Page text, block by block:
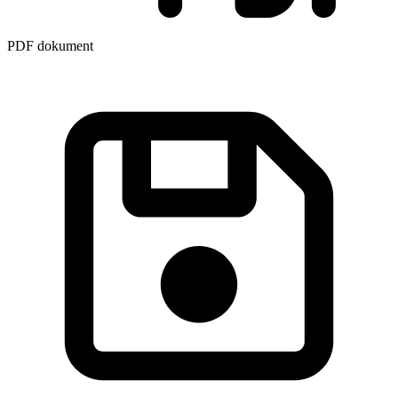
PDF dokument